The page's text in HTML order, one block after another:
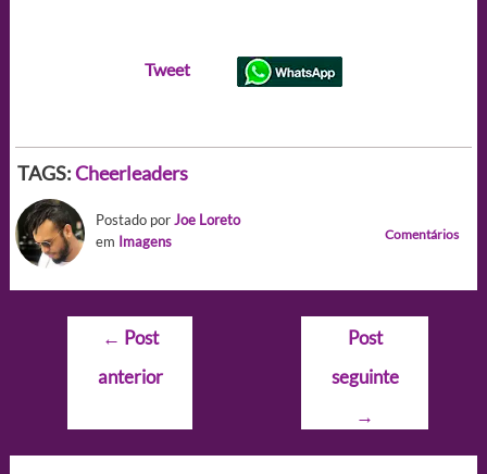
Tweet
TAGS:Cheerleaders
Postado porJoe Loreto
em Imagens Comentários
Navegação
Post
← Post
anterior
Post
seguinte
→